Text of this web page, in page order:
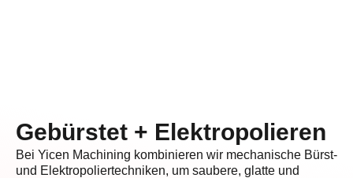
Gebürstet + Elektropolieren
Bei Yicen Machining kombinieren wir mechanische Bürst-
und Elektropoliertechniken, um saubere, glatte und